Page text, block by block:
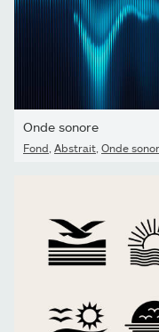
Onde sonore
Fond Abstrait Onde